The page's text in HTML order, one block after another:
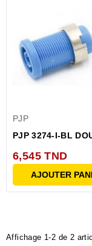
PJP
PJP 3274-I-BL
6,545 TND
AJOUTER
Affichage 1-2 de 2